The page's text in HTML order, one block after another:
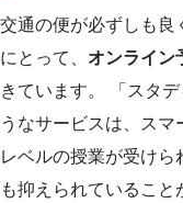
交通の便が必ずしも良
にとって、 オンライン
きています。 「スタ
うなサービスは、ス
レベルの授業が受け
も抑えられていること